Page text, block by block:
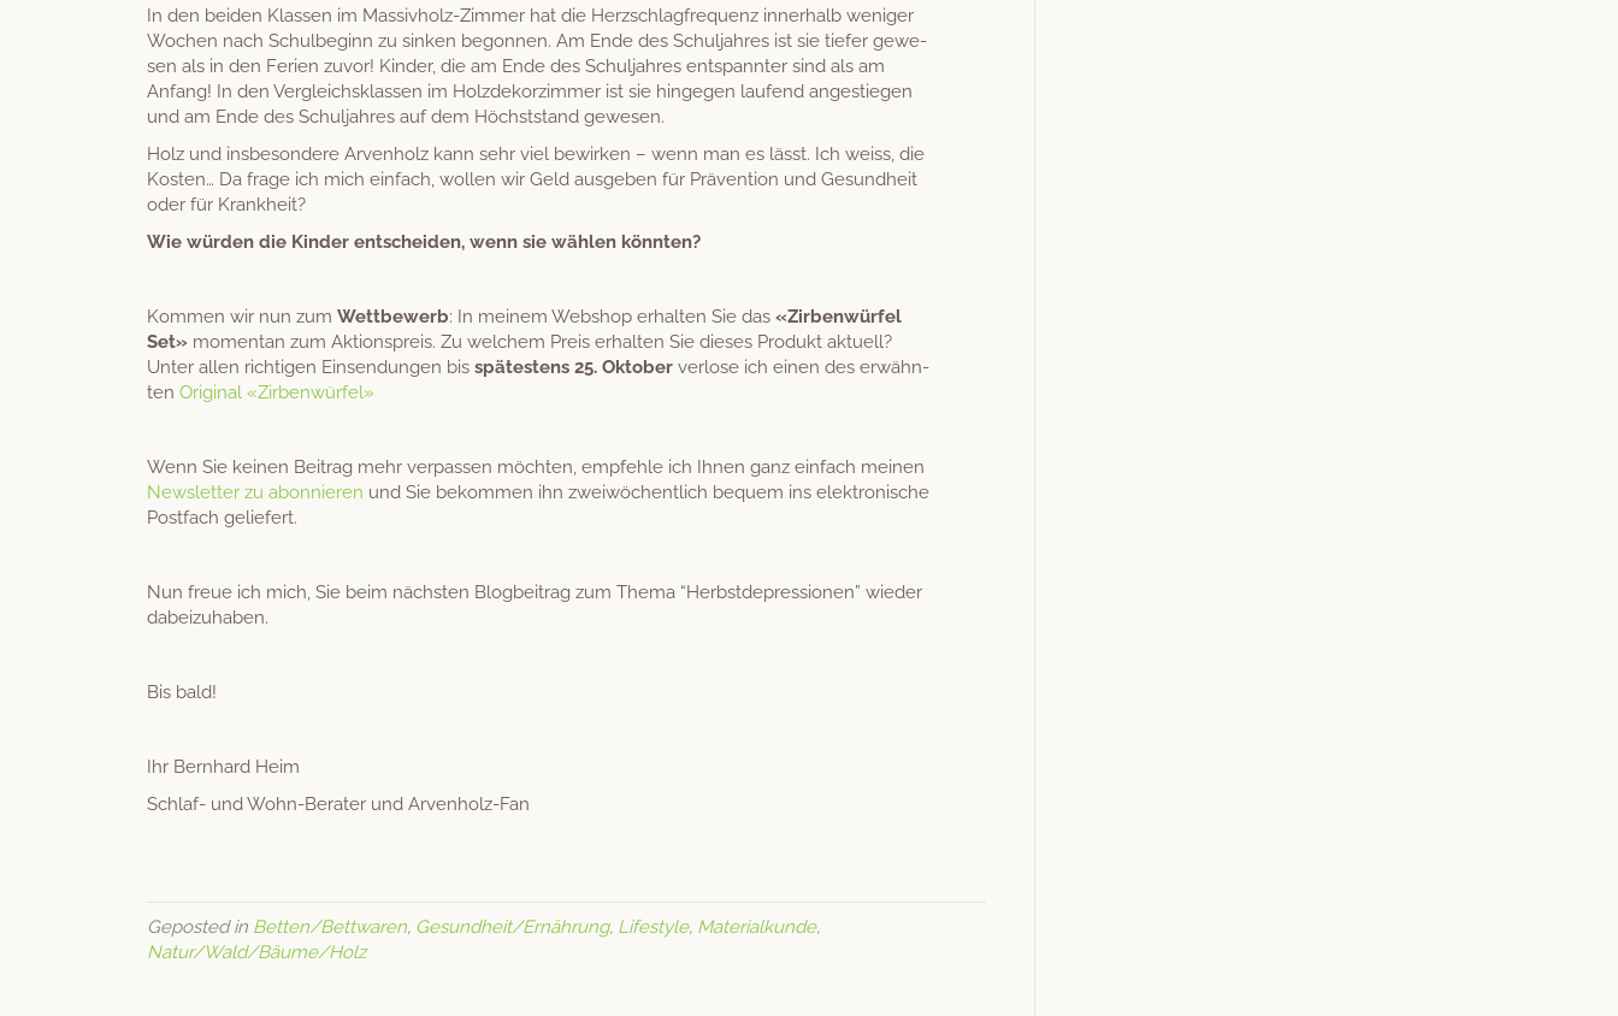
In den bei­den Klassen im Mas­sivholz-Zim­mer hat die Herz­schlagfre­quenz inner­halb weniger
Wochen nach Schul­be­ginn zu sinken begonnen. Am Ende des Schul­jahres ist sie tiefer gewe­
sen als in den Ferien zuvor! Kinder, die am Ende des Schul­jahres entspan­nter sind als am
Anfang! In den Ver­gle­ich­sklassen im Holzdeko­rz­im­mer ist sie hinge­gen laufend angestiegen
und am Ende des Schul­jahres auf dem Höch­st­stand gewesen.
Holz und ins­beson­dere Arven­holz kann sehr viel bewirken – wenn man es lässt. Ich weiss, die
Kosten… Da frage ich mich ein­fach, wollen wir Geld aus­geben für Präven­tion und Gesund­heit
oder für Krankheit?
Wie wür­den die Kinder entschei­den, wenn sie wählen könnten?
Kom­men wir nun zum Wet­tbe­werb: In meinem Web­shop erhal­ten Sie das «Zir­ben­wür­fel
Set» momen­tan zum Aktion­spreis. Zu welchem Preis erhal­ten Sie dieses Pro­dukt aktuell?
Unter allen richti­gen Ein­sendun­gen bis spätestens 25. Okto­ber ver­lose ich einen des erwäh­n­
ten Orig­i­nal «Zir­ben­wür­fel»
Wenn Sie keinen Beitrag mehr ver­passen möcht­en, empfehle ich Ihnen ganz ein­fach meinen
Newslet­ter zu abon­nieren und Sie bekom­men ihn zwei­wöchentlich bequem ins elek­tro­n­is­che
Post­fach geliefert.
Nun freue ich mich, Sie beim näch­sten Blog­beitrag zum The­ma “Herb­st­de­pres­sio­nen” wieder
dabeizuhaben.
Bis bald!
Ihr Bern­hard Heim
Schlaf- und Wohn-Berater und Arvenholz-Fan
Geposted in Betten/Bettwaren, Gesundheit/Ernährung, Lifestyle, Materialkunde,
Natur/Wald/Bäume/Holz